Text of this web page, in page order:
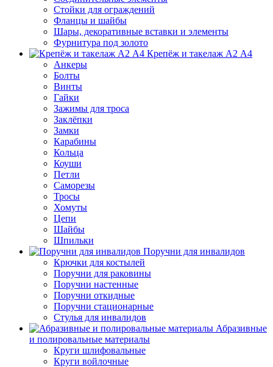
Стойки для ограждений
Фланцы и шайбы
Шары, декоративные вставки и элементы
Фурнитура под золото
Крепёж и такелаж А2 А4
Анкеры
Болты
Винты
Гайки
Зажимы для троса
Заклёпки
Замки
Карабины
Кольца
Коуши
Петли
Саморезы
Тросы
Хомуты
Цепи
Шайбы
Шпильки
Поручни для инвалидов
Крючки для костылей
Поручни для раковины
Поручни настенные
Поручни откидные
Поручни стационарные
Стулья для инвалидов
Абразивные
и полировальные материалы
Круги шлифовальные
Круги войлочные